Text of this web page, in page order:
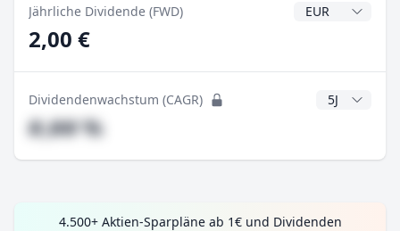
Jährliche Dividende (FWD)
2,00 €
Dividendenwachstum (CAGR) CAGR Jahre
#,## %
4.500+ Aktien-Sparpläne ab 1€ und Dividenden